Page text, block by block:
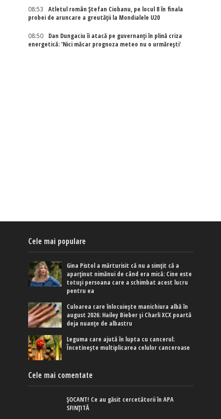
08:53
Atletul român Ștefan Ciobanu, pe locul 8 în finala
probei de aruncare a greutății la Mondialele U20
08:50
Dan Dungaciu îi atacă pe guvernanți în plină criza
energetică: 'Nici măcar prognoza meteo nu o urmărești'
Cele mai populare
Gina Pistol a mărturisit că nu a simțit că a
aparținut nimănui de când era mică: Cine este
totuși persoana care a schimbat acest lucru
pentru ea
Culoarea care înlocuiește manichiura albă în
august 2026: Hailey Bieber și Charli XCX poartă
deja nuanțe de albastru
Leguma care ajută în lupta cu cancerul:
Încetinește multiplicarea celulor canceroase
Cele mai comentate
ȘOCANT! Ce au găsit cercetătorii în APA
SFINȚITĂ